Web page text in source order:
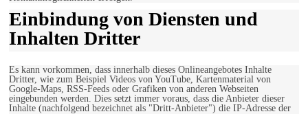
Einbindung von Diensten und
Inhalten Dritter
Es kann vorkommen, dass innerhalb dieses Onlineangebotes Inhalte
Dritter, wie zum Beispiel Videos von YouTube, Kartenmaterial von
Google-Maps, RSS-Feeds oder Grafiken von anderen Webseiten
eingebunden werden. Dies setzt immer voraus, dass die Anbieter dieser
Inhalte (nachfolgend bezeichnet als "Dritt-Anbieter") die IP-Adresse der